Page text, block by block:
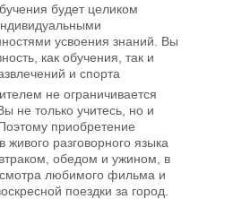
будет целиком
усвоения знаний. Вы
как обучения, так и
и спорта
не ограничивается
не только учитесь, но и
приобретение
разговорного языка
обедом и ужином, в
любимого фильма и
поездки за город.